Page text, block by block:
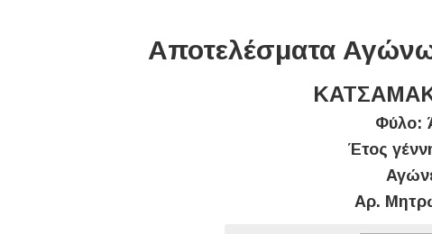
Αποτελέσματα
Φύλο:
Έτος
Αρ.